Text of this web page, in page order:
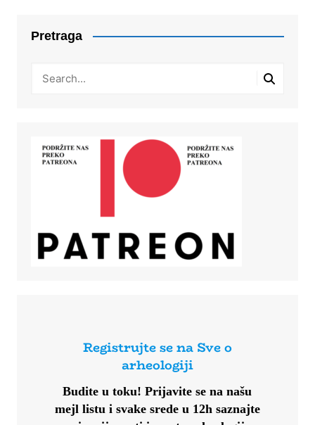
Pretraga
Registrujte se na Sve o
arheologiji
Budite u toku!Prijavite se na našu
mejl listu i svake srede u 12h saznajte